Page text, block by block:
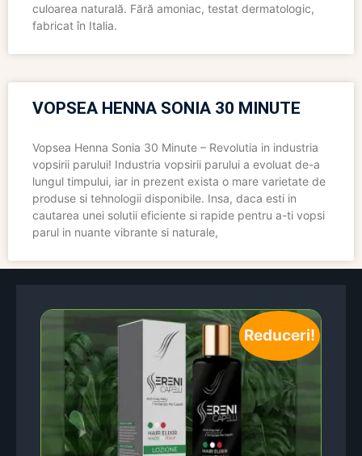
culoarea naturală. Fără amoniac, testat dermatologic,
fabricat în Italia.
VOPSEA HENNA SONIA 30 MINUTE
Vopsea Henna Sonia 30 Minute – Revolutia in industria
vopsirii parului! Industria vopsirii parului a evoluat de-a
lungul timpului, iar in prezent exista o mare varietate de
produse si tehnologii disponibile. Insa, daca esti in
cautarea unei solutii eficiente si rapide pentru a-ti vopsi
parul in nuante vibrante si naturale,
Reduceri!